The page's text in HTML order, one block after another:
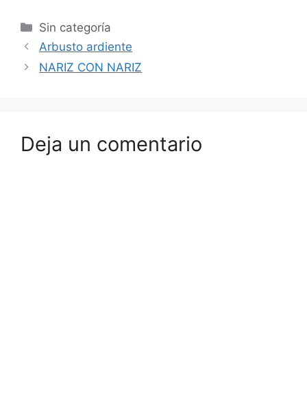
Sin categoría
Arbusto ardiente
NARIZ CON NARIZ
Deja un comentario